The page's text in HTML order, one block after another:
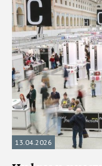
13.04.2026